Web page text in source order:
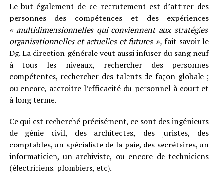
Le but également de ce recrutement est d’attirer des
personnes des compétences et des expériences
« multidimensionnelles qui conviennent aux stratégies
organisationnelles et actuelles et futures », fait savoir le
Dg. La direction générale veut aussi infuser du sang neuf
à tous les niveaux, rechercher des personnes
compétentes, rechercher des talents de façon globale ;
ou encore, accroitre l’efficacité du personnel à court et
à long terme.
Ce qui est recherché précisément, ce sont des ingénieurs
de génie civil, des architectes, des juristes, des
comptables, un spécialiste de la paie, des secrétaires, un
informaticien, un archiviste, ou encore de techniciens
(électriciens, plombiers, etc).